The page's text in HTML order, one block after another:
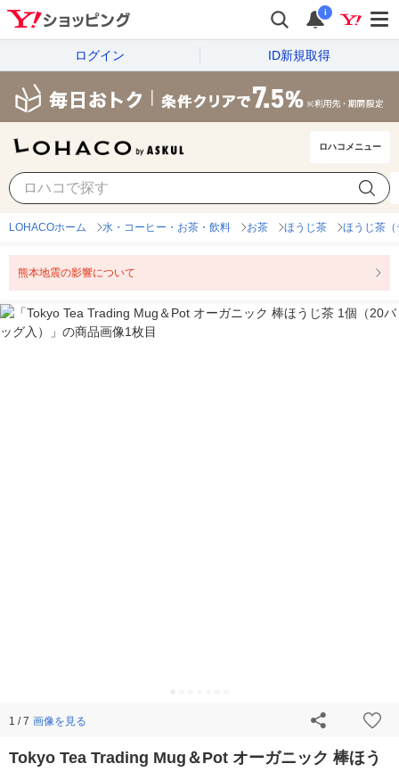
i
ログイン ID新規取得
ロハコメニュー
LOHACOホーム 水・コーヒー・お茶・飲料 お茶 ほうじ茶 ほうじ茶
熊本地震の影響について
1 / 7 画像を見る
Tokyo Tea Trading Mug＆Pot オーガニック 棒ほう